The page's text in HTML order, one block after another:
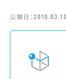
公開日：2010.03.10